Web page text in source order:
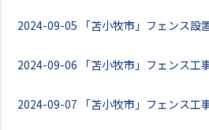
2024-09-05 「苫小牧市」フェンス設
2024-09-06 「苫小牧市」フェンス工
2024-09-07 「苫小牧市」フェンス工